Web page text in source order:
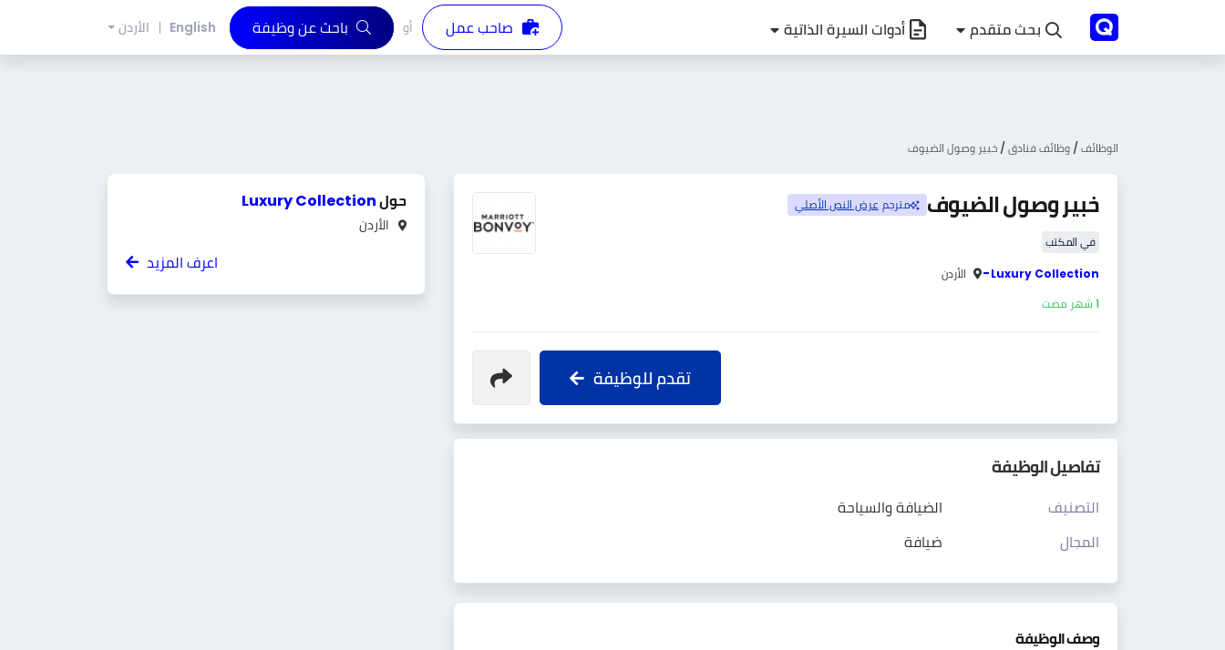
بحث متقدم أدوات السيرة الذاتية صاحب عمل أو باحث عن وظيفة English الأردن
الوظائف / وظائف فنادق / خبير وصول الضيوف
خبير وصول الضيوف مترجم عرض النص الأصلي
في المكتب
Luxury Collection
-
الأردن
1 شهر مضت
تقدم للوظيفة
تفاصيل الوظيفة
التصنيف
الضيافة والسياحة
المجال
ضيافة
وصف الوظيفة
حولLuxury Collection
الأردن
اعرف المزيد